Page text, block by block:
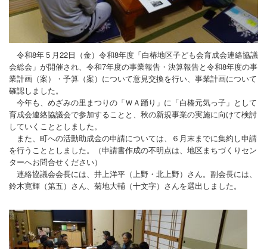
地域づくり活動
プロフィール
お問合せ
令和8年５月22日（金）令和8年度「白椿地区子ども会育成会連絡協議
会総会」が開催され、令和7年度の事業報告・決算報告と令和8年度の事
業計画（案）・予算（案）について意見交換を行い、事業計画について
確認しました。
今年も、めざみの里まつりの「ＷＡ踊り」に「白椿元気っ子」として
育成会連絡協議会で参加することと、秋の新規事業の実施に向けて検討
していくこととしました。
また、町への活動助成金の申請については、６月末までに集約し申請
を行うこととしました。（申請書作成の不明点は、地区まちづくりセン
ターへお問合せください）
連絡協議会会長には、井上洋平（上野・北上野）さん。副会長には、
鈴木寛輝（第五）さん、菊地大輔（十文字）さんを選出しました。